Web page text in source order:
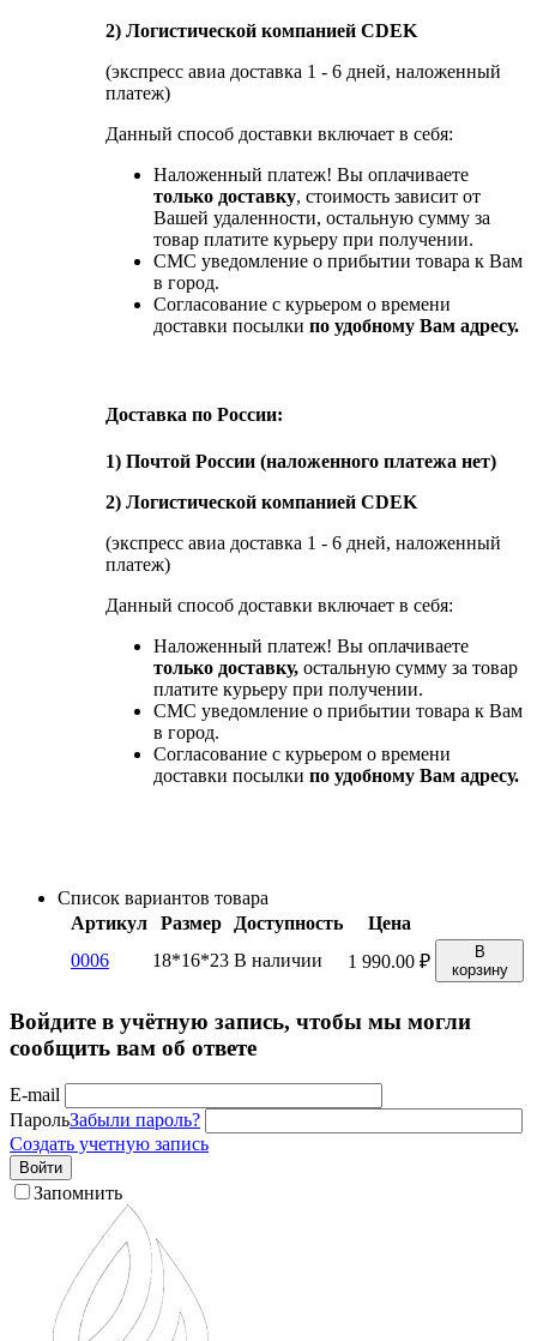
2) Логистической компанией CDEK
(экспресс авиа доставка 1 - 6 дней, наложенный
платеж)
Данный способ доставки включает в себя:
Наложенный платеж! Вы оплачиваете
только доставку, стоимость зависит от
Вашей удаленности, остальную сумму за
товар платите курьеру при получении.
СМС уведомление о прибытии товара к Вам
в город.
Согласование с курьером о времени
доставки посылки по удобному Вам адресу.
Доставка по России:
1) Почтой России (наложенного платежа нет)
2) Логистической компанией CDEK
(экспресс авиа доставка 1 - 6 дней, наложенный
платеж)
Данный способ доставки включает в себя:
Наложенный платеж! Вы оплачиваете
только доставку, остальную сумму за товар
платите курьеру при получении.
СМС уведомление о прибытии товара к Вам
в город.
Согласование с курьером о времени
доставки посылки по удобному Вам адресу.
Список вариантов товара
Артикул
Размер Доступность
Цена
0006
18*16*23 В наличии 1 990.00 ₽
В
корзину
Войдите в учётную запись, чтобы мы могли
сообщить вам об ответе
E-mail
ПарольЗабыли пароль?
Создать учетную запись
Войти
Запомнить